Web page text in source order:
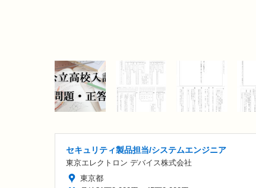
セキュリティ製品担当/システムエンジニア
東京エレクトロン デバイス株式会社
東京都